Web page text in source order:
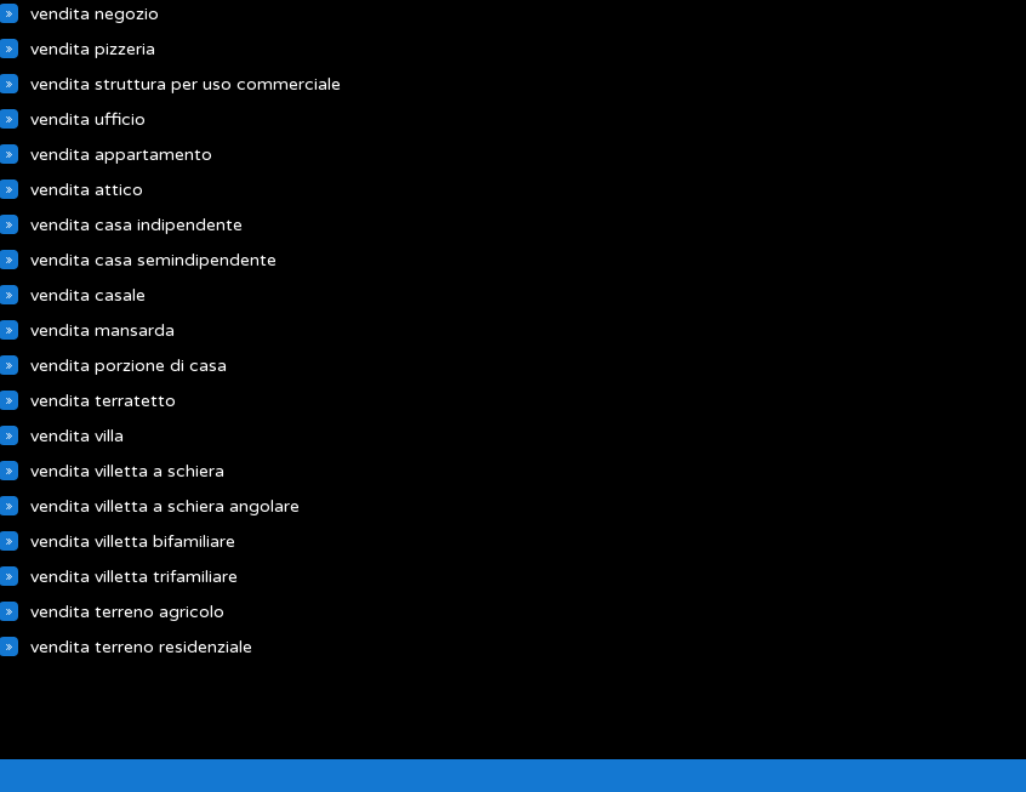
vendita negozio
vendita pizzeria
vendita struttura per uso commerciale
vendita ufficio
vendita appartamento
vendita attico
vendita casa indipendente
vendita casa semindipendente
vendita casale
vendita mansarda
vendita porzione di casa
vendita terratetto
vendita villa
vendita villetta a schiera
vendita villetta a schiera angolare
vendita villetta bifamiliare
vendita villetta trifamiliare
vendita terreno agricolo
vendita terreno residenziale